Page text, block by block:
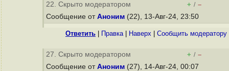
22. Скрыто модератором + / –
Сообщение от Аноним (22), 13-Авг-24, 23:50
Ответить Правка| Наверх Cообщить модератору
27. Скрыто модератором + / –
Сообщение от Аноним (27), 14-Авг-24, 00:07